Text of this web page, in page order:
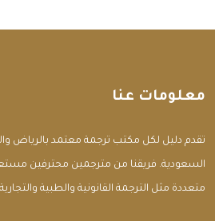
معلومات عنا
تقدم دليل لكل مكتب ترجمة معتمد بالرياض
السعودية. فريقنا من مترجمين محترفين
متعددة مثل الترجمة القانونية والطبية